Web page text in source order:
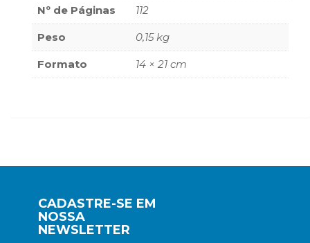
(63)
Saúde
(132)
Sem
categoria
(21)
Treinamento
e
Nº de Páginas 112
Peso 0,15 kg
Formato 14 × 21 cm
CADASTRE-SE EM
NOSSA
NEWSLETTER